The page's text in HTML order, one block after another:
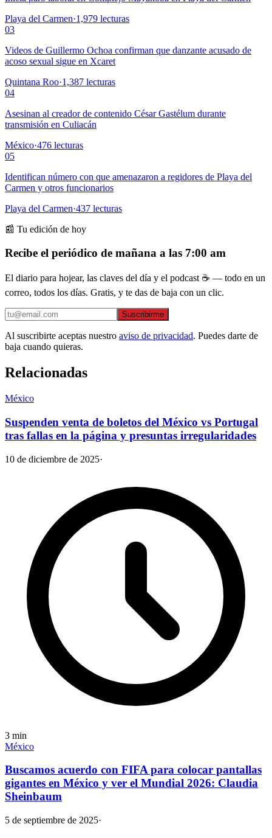
Playa del Carmen·1,979 lecturas
03
Videos de Guillermo Ochoa confirman que danzante acusado de
acoso sexual sigue en Xcaret
Quintana Roo·1,387 lecturas
04
Asesinan al creador de contenido César Gastélum durante
transmisión en Culiacán
México·476 lecturas
05
Identifican número con que amenazaron a regidores de Playa del
Carmen y otros funcionarios
Playa del Carmen·437 lecturas
📰 Tu edición de hoy
Recibe el periódico de mañana a las 7:00 am
El diario para hojear, las claves del día y el podcast ☕ — todo en un
correo, todos los días. Gratis, y te das de baja con un clic.
Suscribirme
Al suscribirte aceptas nuestro aviso de privacidad. Puedes darte de
baja cuando quieras.
Relacionadas
México
Suspenden venta de boletos del México vs Portugal
tras fallas en la página y presuntas irregularidades
10 de diciembre de 2025·
3 min
México
Buscamos acuerdo con FIFA para colocar pantallas
gigantes en México y ver el Mundial 2026: Claudia
Sheinbaum
5 de septiembre de 2025·